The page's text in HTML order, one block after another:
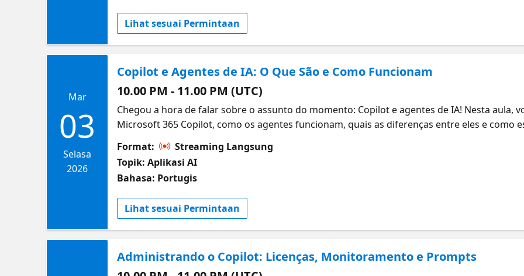
Lihat sesuai Permintaan
Mar
03
Selasa
2026
Copilot e Agentes de IA: O Que São e Como Funcionam
10.00 PM - 11.00 PM (UTC)
Chegou a hora de falar sobre o assunto do momento: Copilot e agentes de IA! Nesta aula,
Microsoft 365 Copilot, como os agentes funcionam, quais as diferenças entre eles e como
você vai aprender? Compreender a arquitetura e capacidades do Microsoft 365 Copilot
como se comparam ao Copilot Comparar modelos de licenciamento do Microsoft 365
para Copilot e agentes
Format:
Streaming Langsung
Topik: Aplikasi AI
Bahasa: Portugis
Lihat sesuai Permintaan
Administrando o Copilot: Licenças, Monitoramento e Prompts